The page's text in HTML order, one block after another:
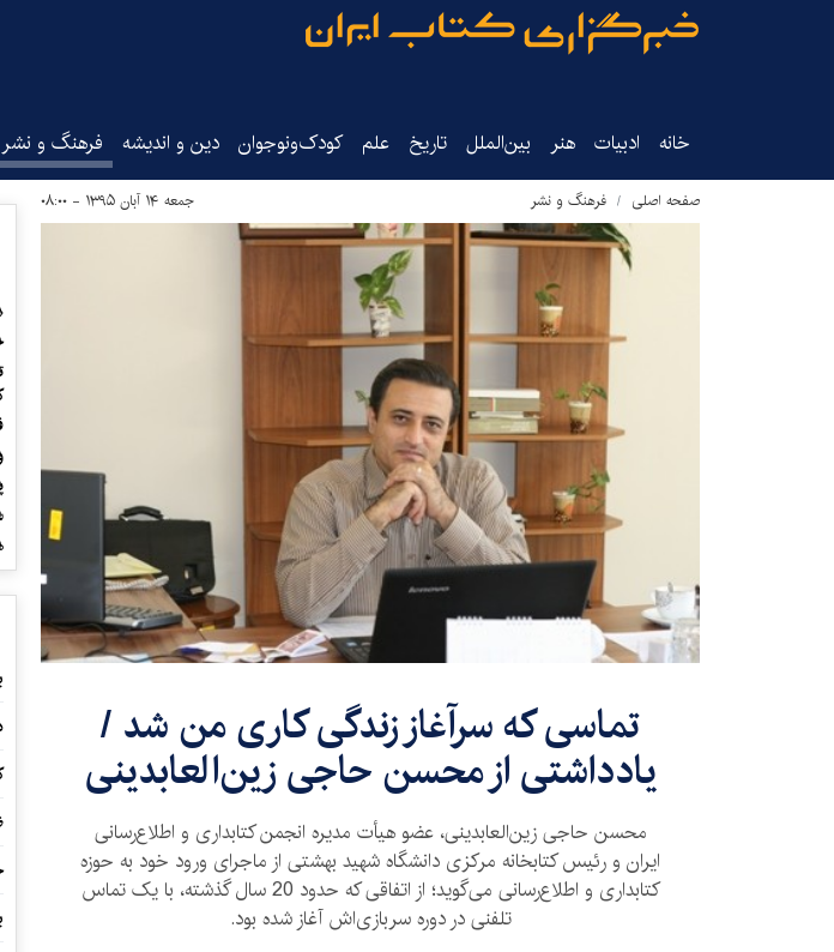
خانه ادبیات هنر بین‌الملل تاریخ‌ علم کودک‌ونوجوان دین و اندیشه فرهنگ و نشر
صفحه اصلی فرهنگ و نشر جمعه ۱۴ آبان ۱۳۹۵ - ۰۸:۰۰
تماسی که سرآغاز زندگی کاری من شد /
یادداشتی از محسن حاجی زین‌العابدینی
محسن حاجی زین‌العابدینی، عضو هیأت مدیره انجمن کتابداری و اطلاع‌رسانی
ایران و رئیس کتابخانه مرکزی دانشگاه شهید بهشتی از ماجرای ورود خود به حوزه
کتابداری و اطلاع‌رسانی می‌گوید؛ از اتفاقی که حدود 20 سال گذشته، با یک تماس
تلفنی در دوره سربازی‌اش آغاز شده بود.